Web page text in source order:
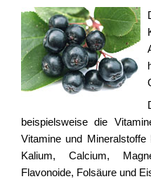
beispielsweise die
Vitamine und
Kalium, Calcium,
Flavonoide, Folsäure und